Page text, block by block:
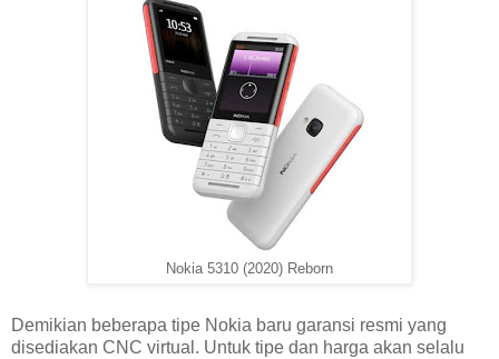
Nokia 5310 (2020) Reborn
Demikian beberapa tipe Nokia baru garansi resmi yang
disediakan CNC virtual. Untuk tipe dan harga akan selalu